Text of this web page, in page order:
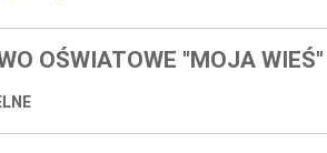
OŚWIATOWE "MOJA WIEŚ"